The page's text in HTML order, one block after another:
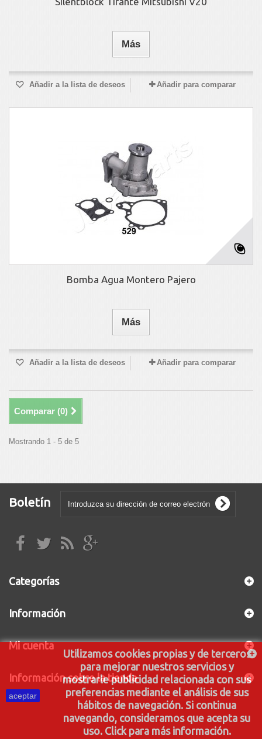
Más
Añadir a la lista de deseos Añadir para comparar
Bomba Agua Montero Pajero
Más
Añadir a la lista de deseos Añadir para comparar
Comparar (0)
Mostrando 1 - 5 de 5
Boletín
Categorías
Información
Mi cuenta
Información sobre la tienda
aceptar
Utilizamos cookies propias y de terceros
para mejorar nuestros servicios y
mostrarle publicidad relacionada con sus
preferencias mediante el análisis de sus
hábitos de navegación. Si continua
navegando, consideramos que acepta su
uso. Click para más información.